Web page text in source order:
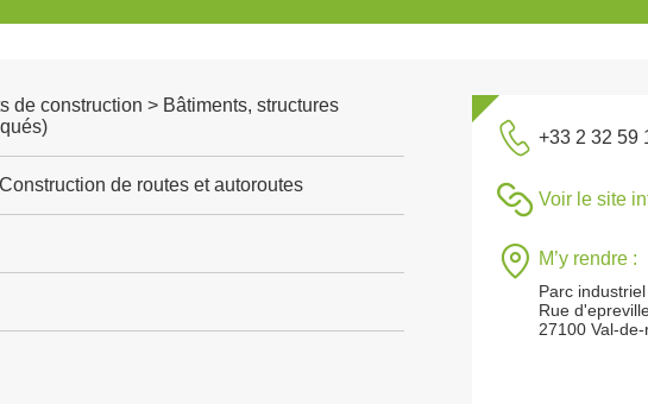
de construction > Bâtiments, structures
de routes et autoroutes
+33 2 32 59
Voir le site
M’y rendre :
Parc
Rue
27100 Val-